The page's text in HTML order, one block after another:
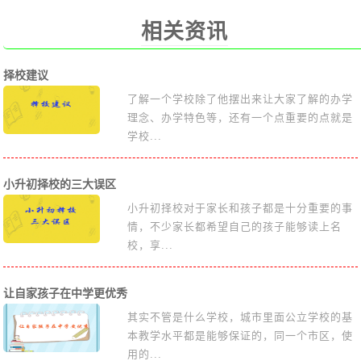
相关资讯
择校建议
了解一个学校除了他摆出来让大家了解的办学
理念、办学特色等，还有一个点重要的点就是
学校...
小升初择校的三大误区
小升初择校对于家长和孩子都是十分重要的事
情，不少家长都希望自己的孩子能够读上名
校，享...
让自家孩子在中学更优秀
其实不管是什么学校，城市里面公立学校的基
本教学水平都是能够保证的，同一个市区，使
用的...